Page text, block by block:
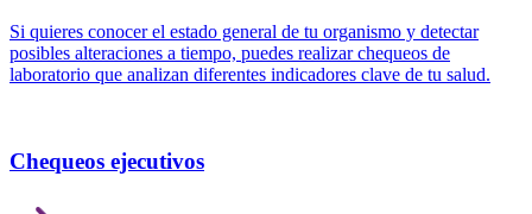
Si quieres conocer el estado general de tu organismo y detectar
posibles alteraciones a tiempo, puedes realizar chequeos de
laboratorio que analizan diferentes indicadores clave de tu salud.
Chequeos ejecutivos